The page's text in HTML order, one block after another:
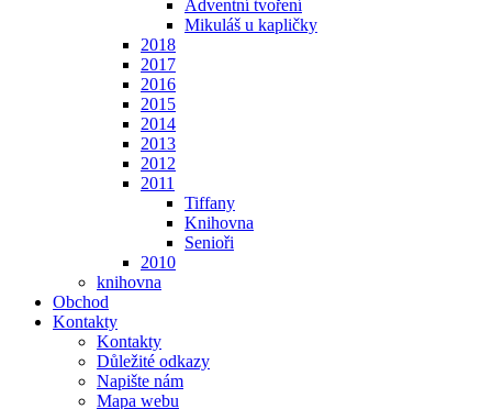
Adventní tvoření
Mikuláš u kapličky
2018
2017
2016
2015
2014
2013
2012
2011
Tiffany
Knihovna
Senioři
2010
knihovna
Obchod
Kontakty
Kontakty
Důležité odkazy
Napište nám
Mapa webu